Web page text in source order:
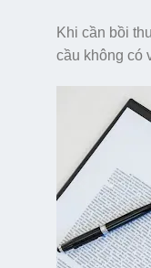
Khi cần bồi
cầu không có